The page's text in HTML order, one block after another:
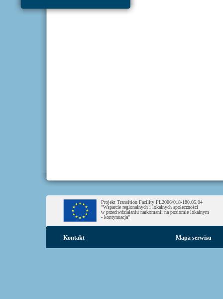
Projekt Transition Facility PL2006/018-180.05.04
"Wsparcie regionalnych i lokalnych społeczności
w przeciwdziałaniu narkomanii na poziomie lokalnym
- kontynuacja"
Kontakt Mapa serwisu